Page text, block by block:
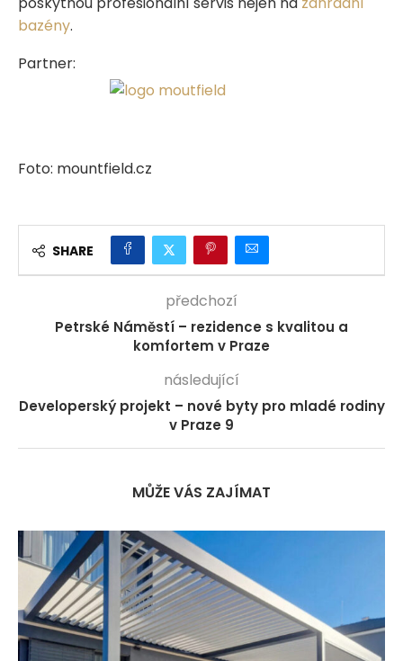
bazény.
Partner:
Foto: mountfield.cz
SHARE
předchozí
Petrské Náměstí – rezidence s kvalitou a
komfortem v Praze
následující
Developerský projekt – nové byty pro mladé rodiny
v Praze 9
MŮŽE VÁS ZAJÍMAT